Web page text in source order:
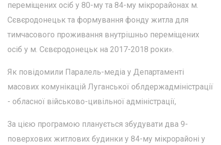
переміщених осіб у 80-му та 84-му мікрорайонах м.
Сєвєродонецьк та формування фонду житла для
тимчасового проживання внутрішньо переміщених
осіб у м. Сєвєродонецьк на 2017-2018 роки».
Як повідомили Паралель-медіа у Департаменті
масових комунікацій Луганської облдержадміністрації
- обласної військово-цивільної адміністрації,
За цією програмою планується збудувати два 9-
поверхових житлових будинки у 84-му мікрорайоні у